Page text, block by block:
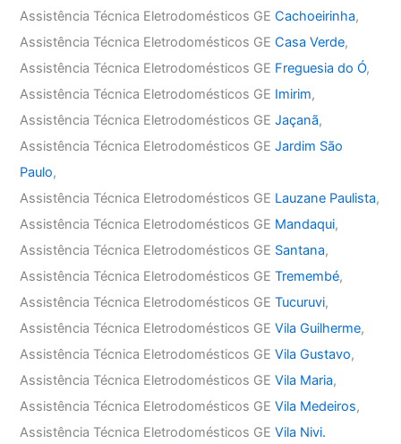
Assistência Técnica Eletrodomésticos GECachoeirinha,
Assistência Técnica Eletrodomésticos GECasa Verde,
Assistência Técnica Eletrodomésticos GE Freguesia do Ó,
Assistência Técnica Eletrodomésticos GE Imirim,
Assistência Técnica Eletrodomésticos GEJaçanã,
Assistência Técnica Eletrodomésticos GEJardim São
Paulo,
Assistência Técnica Eletrodomésticos GE Lauzane Paulista,
Assistência Técnica Eletrodomésticos GE Mandaqui,
Assistência Técnica Eletrodomésticos GE Santana,
Assistência Técnica Eletrodomésticos GETremembé,
Assistência Técnica Eletrodomésticos GETucuruvi,
Assistência Técnica Eletrodomésticos GEVila Guilherme,
Assistência Técnica Eletrodomésticos GEVila Gustavo,
Assistência Técnica Eletrodomésticos GEVila Maria,
Assistência Técnica Eletrodomésticos GEVila Medeiros,
Assistência Técnica Eletrodomésticos GEVila Nivi.